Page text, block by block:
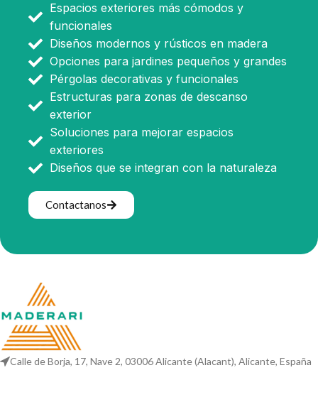
Espacios exteriores más cómodos y
funcionales
Diseños modernos y rústicos en madera
Opciones para jardines pequeños y grandes
Pérgolas decorativas y funcionales
Estructuras para zonas de descanso
exterior
Soluciones para mejorar espacios
exteriores
Diseños que se integran con la naturaleza
Contactanos
Calle de Borja, 17, Nave 2, 03006 Alicante (Alacant), Alicante, España